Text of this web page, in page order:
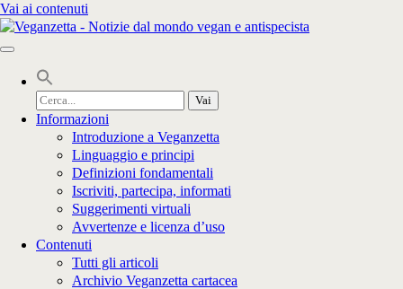
Vai ai contenuti
Cerca
per:
Informazioni
Introduzione a Veganzetta
Linguaggio e principi
Definizioni fondamentali
Iscriviti, partecipa, informati
Suggerimenti virtuali
Avvertenze e licenza d’uso
Contenuti
Tutti gli articoli
Archivio Veganzetta cartacea